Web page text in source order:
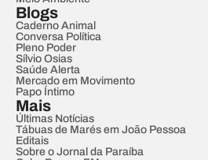
Blogs
Caderno Animal
Conversa Política
Pleno Poder
Sílvio Osias
Saúde Alerta
Mercado em Movimento
Papo Íntimo
Mais
Últimas Notícias
Tábuas de Marés em João Pessoa
Editais
Sobre o Jornal da Paraíba